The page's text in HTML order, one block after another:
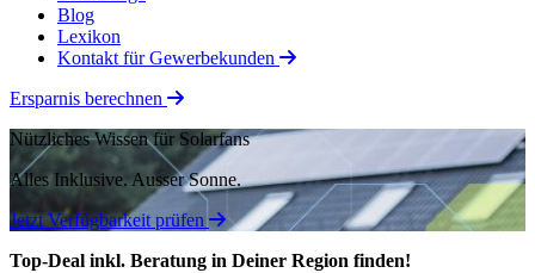
Blog
Lexikon
Kontakt für Gewerbekunden
Ersparnis berechnen
Nützliches Wissen für Solarfans
Alles Inklusive.Ausser Sonne.
Jetzt Verfügbarkeit prüfen
Top-Deal inkl. Beratung in Deiner Region finden!